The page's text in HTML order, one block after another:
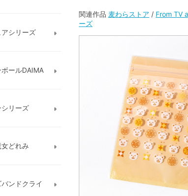
関連作品 麦わらストア / From TV
ーズ
シリーズ
ボールDAIMA
リーズ
どれみ
ンドクライ